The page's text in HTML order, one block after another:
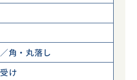
角・丸落し
け